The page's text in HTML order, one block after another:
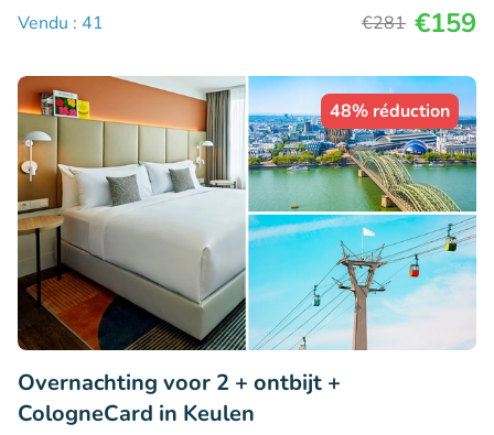
Vendu : 41
€281 €159
48% réduction
Overnachting voor 2 + ontbijt +
CologneCard in Keulen